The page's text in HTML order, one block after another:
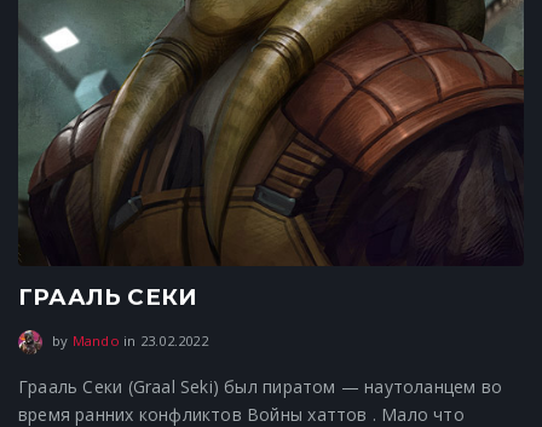
ГРААЛЬ СЕКИ
by Mando in 23.02.202223.02.2022
Грааль Секи (Graal Seki) был пиратом — наутоланцем во
время ранних конфликтов Войны хаттов . Мало что